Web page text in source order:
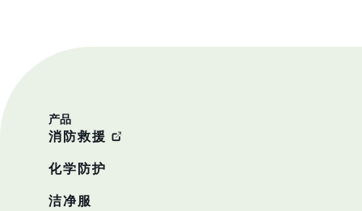
产品
消防救援
化学防护
洁净服